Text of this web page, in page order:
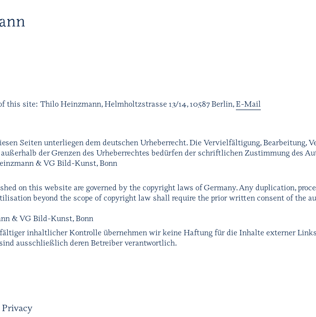
this site: Thilo Heinzmann, Helmholtzstrasse 13/14, 10587 Berlin,E-Mail
Seiten unterliegen dem deutschen Urheberrecht. Die Vervielfältigung, Bearbeitung,
der Grenzen des Urheberrechtes bedürfen der schriftlichen Zustimmung des
& VG Bild-Kunst, Bonn
on this website are governed by the copyright laws of Germany. Any duplication,
beyond the scope of copyright law shall require the prior written consent of the
& VG Bild-Kunst, Bonn
inhaltlicher Kontrolle übernehmen wir keine Haftung für die Inhalte externer
ausschließlich deren Betreiber verantwortlich.